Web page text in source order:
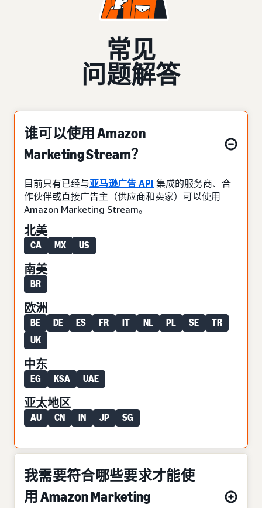
常见
问题解答
谁可以使用 Amazon
Marketing Stream？
目前只有已经与亚马逊广告 API 集成的服务商、合
作伙伴或直接广告主（供应商和卖家）可以使用
Amazon Marketing Stream。
北美
CA MX US
南美
BR
欧洲
BE DE ES FR IT NL PL SE
TR
UK
中东
EG KSA UAE
亚太地区
AU CN IN JP SG
我需要符合哪些要求才能使
用 Amazon Marketing